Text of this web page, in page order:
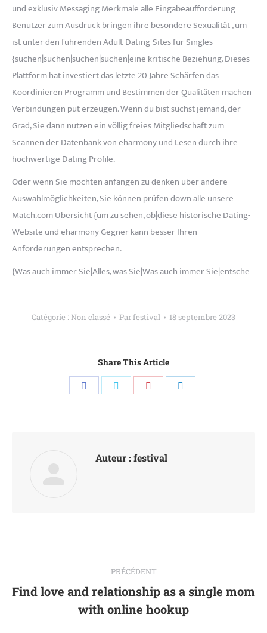
und exklusiv Messaging Merkmale alle Eingabeaufforderung
Benutzer zum Ausdruck bringen ihre besondere Sexualität , um
ist unter den führenden Adult-Dating-Sites für Singles
{suchen|suchen|suchen|suchen|eine kritische Beziehung. Dieses
Plattform hat investiert das letzte 20 Jahre Schärfen das
Koordinieren Programm und Bestimmen der Qualitäten machen
Verbindungen put erzeugen. Wenn du bist suchst jemand, der
Grad, Sie dann nutzen ein völlig freies Mitgliedschaft zum
Scannen der Datenbank von eharmony und Lesen durch ihre
hochwertige Dating Profile.
Oder wenn Sie möchten anfangen zu denken über andere
Auswahlmöglichkeiten, Sie können prüfen down alle unsere
Match.com Übersicht {um zu sehen, ob|diese historische Dating-
Website und eharmony Gegner kann besser Ihren
Anforderungen entsprechen.
{Was auch immer Sie|Alles, was Sie|Was auch immer Sie|entsche
Catégorie : Non classé Parfestival 18 septembre 2023
Share This Article
Partager Partager Partager
Auteur : festival
article
PRÉCÉDENT
Article
précédent
Find love and relationship as a single mom
with online hookup